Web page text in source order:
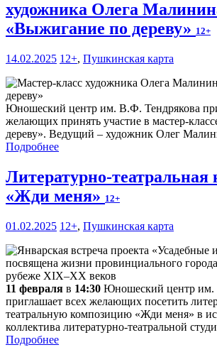
художника Олега
«Выжигание по дереву» 12+
14.02.2025 12+, Пушкинская карта
Юношеский центр им. В.Ф. Тендрякова
желающих принять участие в мастер-
дереву». Ведущий – художник Олег
Подробнее
Литературно-театральная
«Жди меня» 12+
01.02.2025 12+, Пушкинская карта
11 февраля в 14:30 Юношеский центр им.
приглашает всех желающих посетить
театральную композицию «Жди меня» в
коллектива литературно-театральной
Подробнее